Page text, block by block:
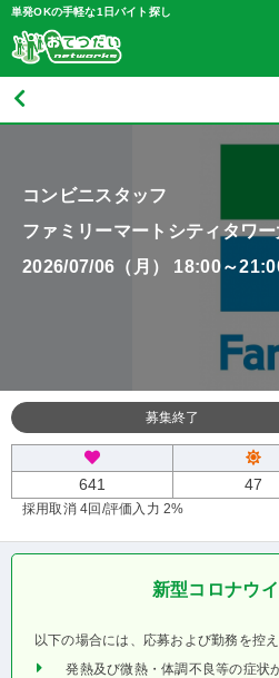
単発OKの手軽な1日バイト探し
コンビニスタッフ
ファミリーマートシティタワ
2026/07/06（月） 18:00～
募集終了
641 47
採用取消 4回 /評価入力 2%
新型コロナウ
以下の場合には、応募および勤務を控
発熱及び微熱・体調不良等の症状